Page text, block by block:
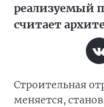
реализуемый
считает
Строительная
меняется,